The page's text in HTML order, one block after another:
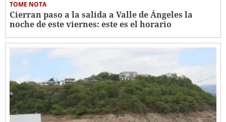
TOME NOTA
Cierran paso a la salida a Valle de Ángeles la
noche de este viernes: este es el horario